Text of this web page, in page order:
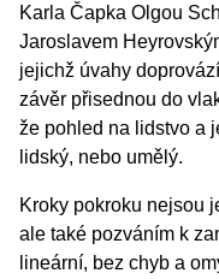
Karla Čapka Olgou
Jaroslavem
jejichž úvahy
závěr přisednou do
že pohled na lidstvo a
lidský, nebo umělý.
Kroky pokroku nejsou
ale také pozváním k
lineární, bez chyb a